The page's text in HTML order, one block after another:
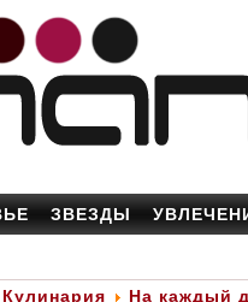
ЗВЕЗДЫ
Кулинария На каждый